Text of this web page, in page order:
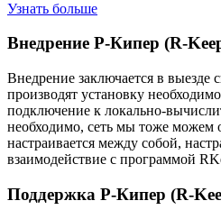
Узнать больше
Внедрение Р-Кипер (R-
Внедрение заключается в выезде
производят установку
подключение к локально-
необходимо, сеть мы тоже можем
настраивается между собой,
взаимодействие с программой
Поддержка Р-Кипер (R-